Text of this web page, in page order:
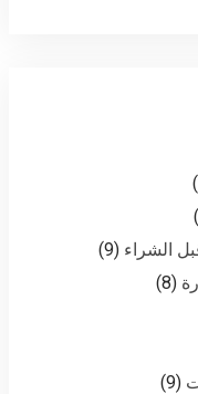
الشراء (9)
(8)
(9)